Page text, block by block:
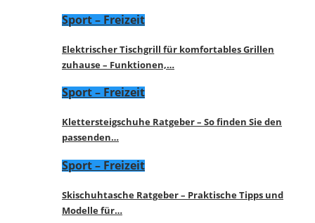
Sport – Freizeit
Elektrischer Tischgrill für komfortables Grillen
zuhause – Funktionen,…
Sport – Freizeit
Klettersteigschuhe Ratgeber – So finden Sie den
passenden…
Sport – Freizeit
Skischuhtasche Ratgeber – Praktische Tipps und
Modelle für…